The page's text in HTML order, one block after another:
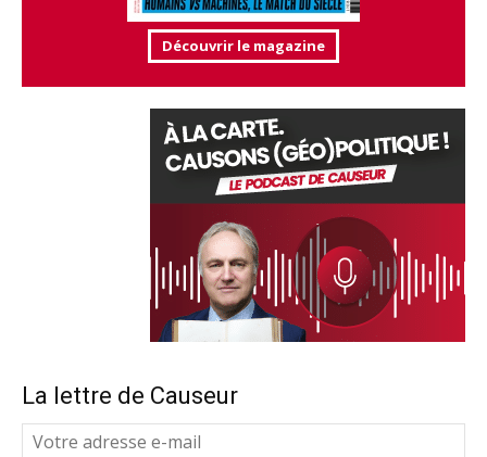
Découvrir le magazine
La lettre de Causeur